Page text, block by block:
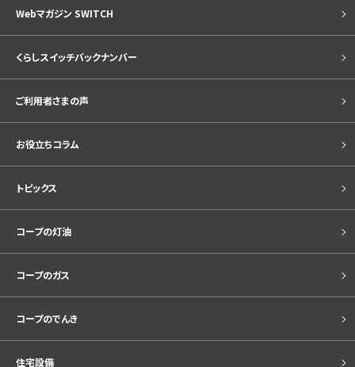
Webマガジン SWITCH
くらしスイッチバックナンバー
ご利用者さまの声
お役立ちコラム
トピックス
コープの灯油
コープのガス
コープのでんき
住宅設備